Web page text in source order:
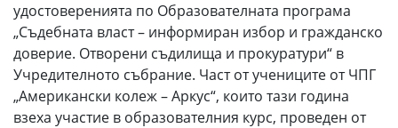
удостоверенията по Образователната програма
„Съдебната власт – информиран избор и гражданско
доверие. Отворени съдилища и прокуратури“ в
Учредителното събрание. Част от учениците от ЧПГ
„Американски колеж – Аркус“, които тази година
взеха участие в образователния курс, проведен от